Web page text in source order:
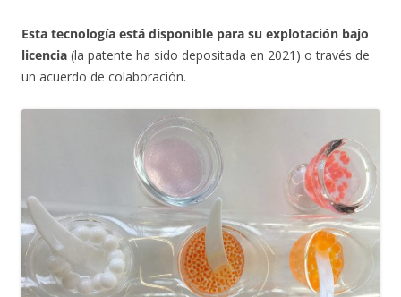
Esta tecnología está disponible para su explotación bajo
licencia (la patente ha sido depositada en 2021) o través de
un acuerdo de colaboración.